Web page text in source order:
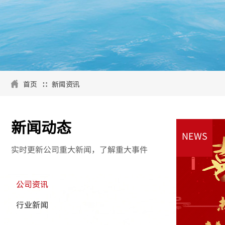
首页 ∷ 新闻资讯
NEWS
实时更新公司重大新闻，了解重大事件
新闻动态
公司资讯
行业新闻